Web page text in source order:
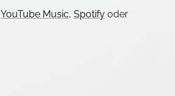
YouTube Music, Spotify oder